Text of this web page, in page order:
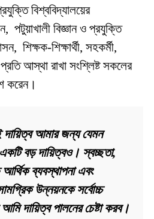
বিশ্ববিদ্যালয়ের
পটুয়াখালী বিজ্ঞান ও প্রযুক্তি
শিক্ষক-শিক্ষার্থী, সহকর্মী,
আস্থা রাখা সংশ্লিষ্ট সকলের
করেন।
দায়িত্ব আমার জন্য যেমন
একটি বড় দায়িত্বও। স্বচ্ছতা,
আর্থিক ব্যবস্থাপনা এবং
উন্নয়নকে সর্বোচ্চ
দায়িত্ব পালনের চেষ্টা করব।